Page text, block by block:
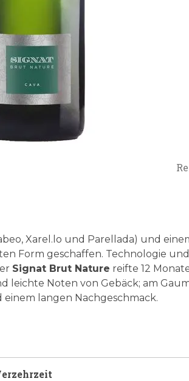
Xarel.lo und Parellada) und
Form geschaffen. Technologie
Signat Brut Nature reifte 12
leichte Noten von Gebäck; am
langen Nachgeschmack.